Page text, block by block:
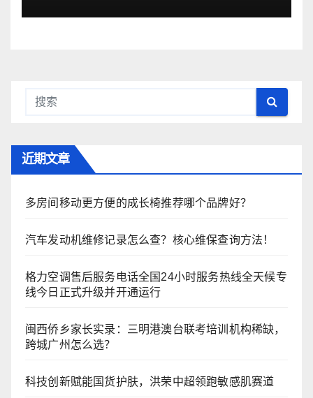
近期文章
多房间移动更方便的成长椅推荐哪个品牌好？
汽车发动机维修记录怎么查？核心维保查询方法！
格力空调售后服务电话全国24小时服务热线全天候专
线今日正式升级并开通运行
闽西侨乡家长实录：三明港澳台联考培训机构稀缺，
跨城广州怎么选？
科技创新赋能国货护肤，洪荣中超领跑敏感肌赛道